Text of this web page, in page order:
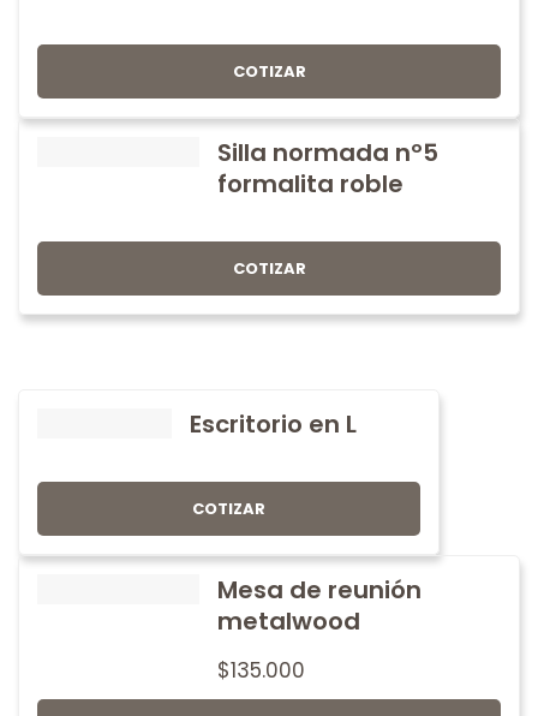
COTIZAR
Silla normada nº5
formalita roble
COTIZAR
Escritorio en L
COTIZAR
Mesa de reunión
metalwood
$135.000